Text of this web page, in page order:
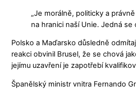
„Je morálně, politicky a
na hranici naší Unie. Jedná
Polsko a Maďarsko důsledně
reakci obvinil Brusel, že se chová
jejímu uzavření je zapotřebí
Španělský ministr vnitra Fernando